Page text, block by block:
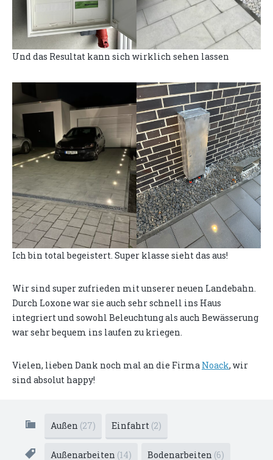
Und das Resultat kann sich wirklich sehen lassen
Ich bin total begeistert. Super klasse sieht das aus!
Wir sind super zufrieden mit unserer neuen Landebahn.
Durch Loxone war sie auch sehr schnell ins Haus
integriert und sowohl Beleuchtung als auch Bewässerung
war sehr bequem ins laufen zu kriegen.
Vielen, lieben Dank noch mal an die Firma Noack, wir
sind absolut happy!
Außen (27) Einfahrt (2)
Außenarbeiten (14) Bodenarbeiten (6)